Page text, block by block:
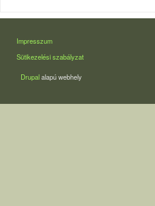
LÁBLÉC
Impresszum
Sütikezelési szabályzat
Drupalalapú webhely